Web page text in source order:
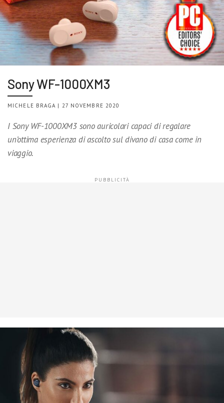
Sony WF-1000XM3
MICHELE BRAGA | 27 NOVEMBRE 2020
I Sony WF-1000XM3 sono auricolari capaci di regalare
un’ottima esperienza di ascolto sul divano di casa come in
viaggio.